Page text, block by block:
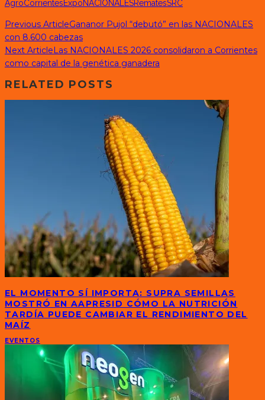
AgroCorrientesExpoNACIONALESRematesSRC
Previous ArticleGananor Pujol “debutó” en las NACIONALES
con 8.600 cabezas
Next Article Las NACIONALES 2026 consolidaron a Corrientes
como capital de la genética ganadera
RELATED POSTS
EL MOMENTO SÍ IMPORTA: SUPRA SEMILLAS
MOSTRÓ EN AAPRESID CÓMO LA NUTRICIÓN
TARDÍA PUEDE CAMBIAR EL RENDIMIENTO DEL
MAÍZ
EVENTOS